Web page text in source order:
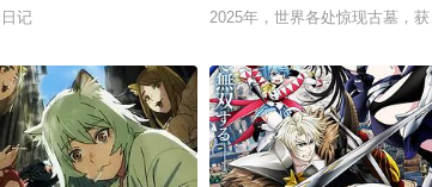
孩子获得了名为“拉姆斯”的特殊能力。这些特殊能力者由
的区域里，存在着被口口相传为“窥之生厄、亵之招祟”的“
记 2025年，世界各处惊现古墓，